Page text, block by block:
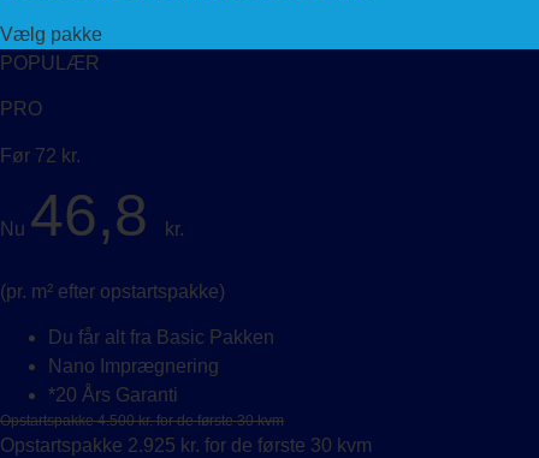
Vælg pakke
POPULÆR
PRO
Før 72 kr.
Nu 46,8 kr.
(pr. m² efter opstartspakke)
Du får alt fra Basic Pakken
Nano Imprægnering
*20 Års Garanti
Opstartspakke 4.500 kr. for de første 30 kvm
Opstartspakke 2.925 kr. for de første 30 kvm